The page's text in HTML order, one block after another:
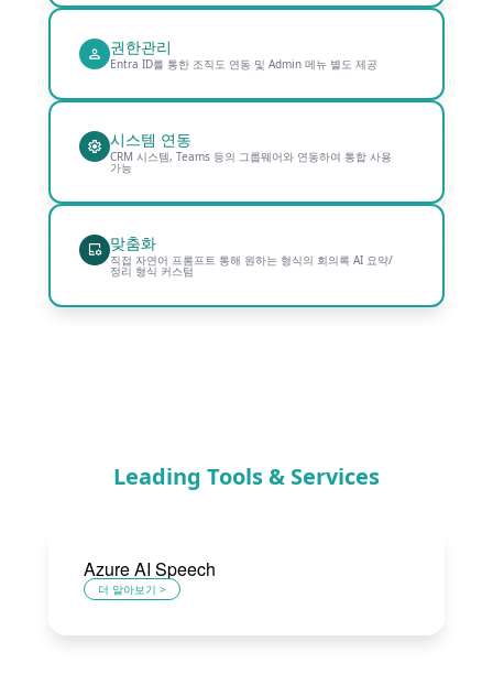
권한관리
Entra ID를 통한 조직도 연동 및 Admin 메뉴 별도 제공
시스템 연동
CRM 시스템, Teams 등의 그룹웨어와 연동하여 통합 사용
가능
맞춤화
직접 자연어 프롬프트 통해 원하는 형식의 회의록 AI 요약/
정리 형식 커스텀
Leading Tools & Services
Azure AI Speech
더 알아보기 >